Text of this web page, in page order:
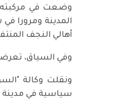
وضعت في مركبته
المدينة ومرورا
أهالي النجف
وفي السياق،
ونقلت وكالة
سياسية في مدينة